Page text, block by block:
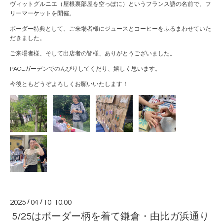
ヴィットグルニエ（屋根裏部屋を空っぽに）というフランス語の名前で、フ
リーマーケットを開催。
ボーダー特典として、ご来場者様にジュースとコーヒーをふるまわせていた
だきました。
ご来場者様、そして出店者の皆様、ありがとうございました。
PACEガーデンでのんびりしてくだり、嬉しく思います。
今後ともどうぞよろしくお願いいたします！
2025 /04 / 10 10:00
5/25はボーダー柄を着て鎌倉・由比ガ浜通り